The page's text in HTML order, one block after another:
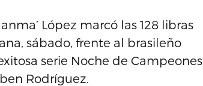
López marcó las 128 libras
sábado, frente al brasileño
serie Noche de Campeones
Rodríguez.